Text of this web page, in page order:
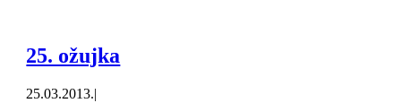
25. ožujka
25.03.2013.|